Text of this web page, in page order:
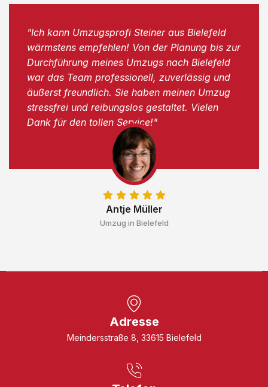
Antje Müller
Umzug in Bielefeld
"Ich kann Umzugsprofi Steiner aus Bielefeld
wärmstens empfehlen! Von der Planung bis zur
Durchführung meines Umzugs nach Bielefeld
war das Team professionell, zuverlässig und
äußerst freundlich. Sie haben meinen Umzug
stressfrei und reibungslos gestaltet. Vielen
Dank für den tollen Service!"
Adresse
Meindersstraße 8, 33615 Bielefeld